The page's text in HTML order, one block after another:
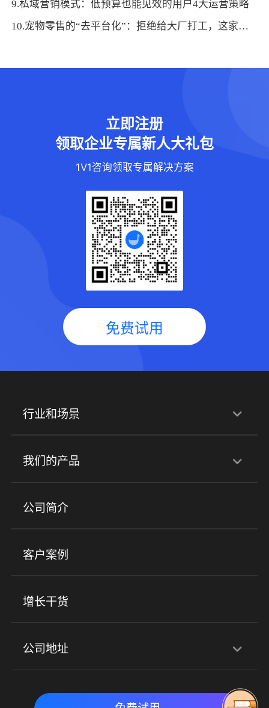
9.私域营销模式：低预算也能见效的用户4大运营策略
10.宠物零售的“去平台化”：拒绝给大厂打工，这家宠业巨头竟靠“云端商城”跑通了全渠道？
立即注册
领取企业专属新人大礼包
1V1咨询领取专属解决方案
免费试用
行业和场景
行业解决方案
培训机构 职业技能培训 兴趣培训
金融行业
心理机构
实时私域带货 数字化运营
我们的产品
产品
小程序商城 ERP 企微SCRM
社群圈子
公司简介
客户案例
增长干货
公司地址